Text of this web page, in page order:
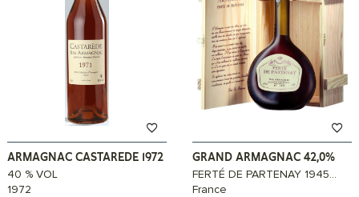
ARMAGNAC CASTAREDE 1972
40 % VOL
1972
GRAND ARMAGNAC 42,0%
FERTÉ DE PARTENAY 1945...
France